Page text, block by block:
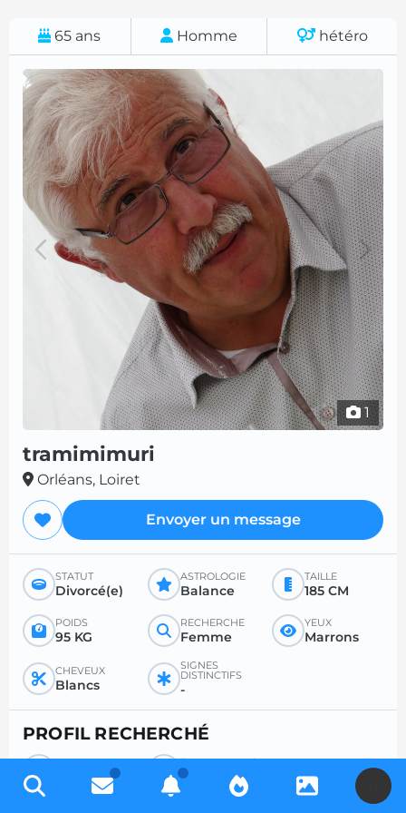
65 ans Homme hétéro
1
tramimimuri
Orléans, Loiret
Envoyer un message
STATUT
Divorcé(e)
ASTROLOGIE
Balance
TAILLE
185 CM
POIDS
95 KG
RECHERCHE
Femme
YEUX
Marrons
CHEVEUX
Blancs
SIGNES
DISTINCTIFS
-
PROFIL RECHERCHÉ
RECHERCHE
Femme
ÂGE SOUHAITÉ
-